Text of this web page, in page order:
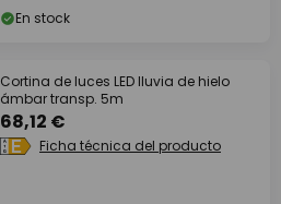
En stock
Cortina de luces LED lluvia de hielo
ámbar transp. 5m
68,12 €
Ficha técnica del producto